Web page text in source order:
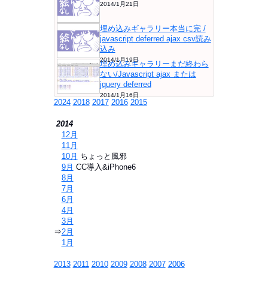
2014/1月21日
埋め込みギャラリー本当に完 /
javascript deferred ajax csv読み
込み
2014/1月19日
埋め込みギャラリーまだ終わら
ない/Javascript ajax または
jquery deferred
2014/1月16日
2024 2018 2017 2016 2015
2014
12月
11月
10月 ちょっと風邪
9月 CC導入&iPhone6
8月
7月
6月
4月
3月
⇒2月
1月
2013 2011 2010 2009 2008 2007 2006